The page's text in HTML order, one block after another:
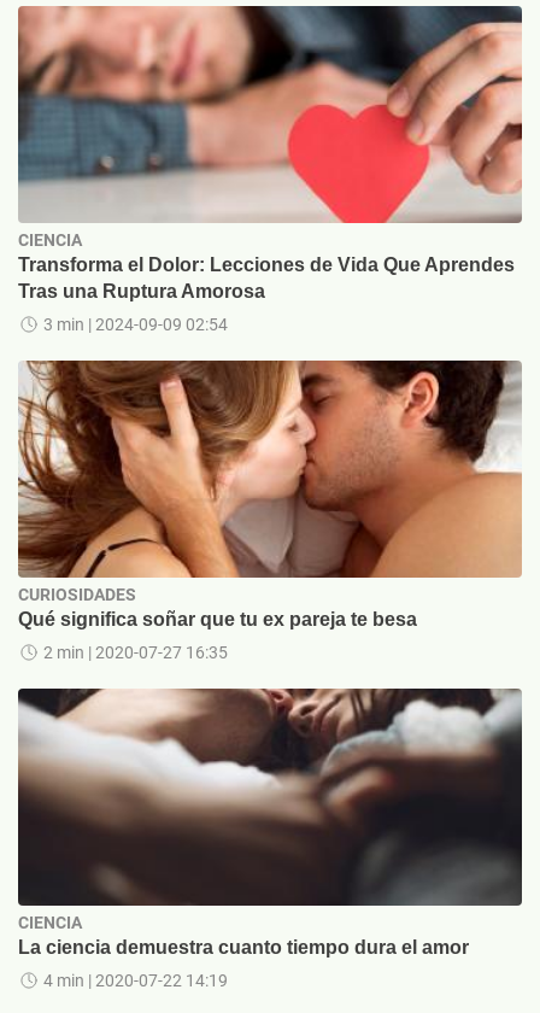
CIENCIA
Transforma el Dolor: Lecciones de Vida Que Aprendes
Tras una Ruptura Amorosa
3 min | 2024-09-09 02:54
CURIOSIDADES
Qué significa soñar que tu ex pareja te besa
2 min | 2020-07-27 16:35
CIENCIA
La ciencia demuestra cuanto tiempo dura el amor
4 min | 2020-07-22 14:19